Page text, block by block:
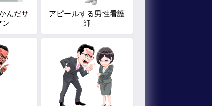
んだサ
ン
アピールする男性看護
師